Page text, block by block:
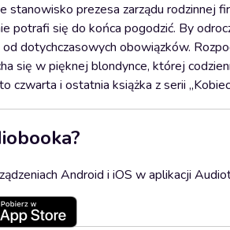
stanowisko prezesa zarządu rodzinnej
potrafi się do końca pogodzić. By
od dotychczasowych obowiązków.
się w pięknej blondynce, której
czwarta i ostatnia książka z serii
Android i iOS w aplikacji